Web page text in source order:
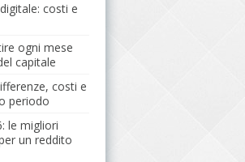
costi e
ogni mese
capitale
costi e
periodo
le migliori
un reddito